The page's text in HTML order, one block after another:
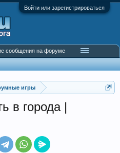
Войти или зарегистрироваться
игры
в города |
сообщения на форуме